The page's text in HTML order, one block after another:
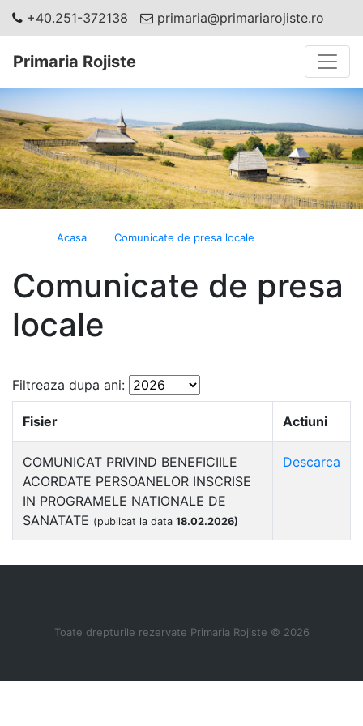
+40.251-372138 primaria@primariarojiste.ro
Primaria Rojiste
Acasa Comunicate de presa locale
Comunicate de presa
locale
Filtreaza dupa ani:
Fisier Actiuni
COMUNICAT PRIVIND BENEFICIILE
ACORDATE PERSOANELOR INSCRISE
IN PROGRAMELE NATIONALE DE
SANATATE (publicat la data 18.02.2026)
Descarca
Toate drepturile rezervate Primaria Rojiste © 2026